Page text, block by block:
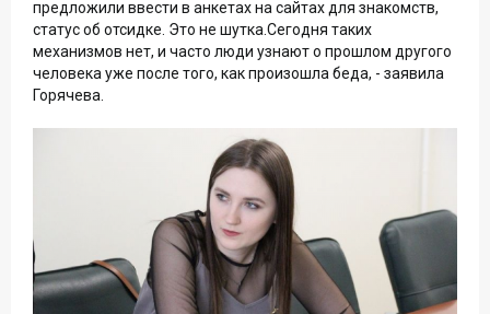
предложили ввести в анкетах на сайтах для знакомств,
статус об отсидке. Это не шутка.Сегодня таких
механизмов нет, и часто люди узнают о прошлом другого
человека уже после того, как произошла беда, - заявила
Горячева.